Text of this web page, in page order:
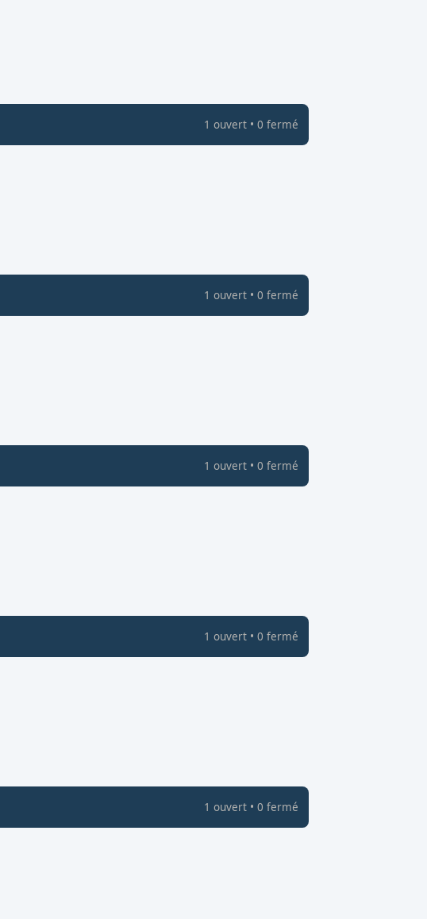
1 ouvert• 0 fermé
1 ouvert• 0 fermé
1 ouvert• 0 fermé
1 ouvert• 0 fermé
1 ouvert• 0 fermé